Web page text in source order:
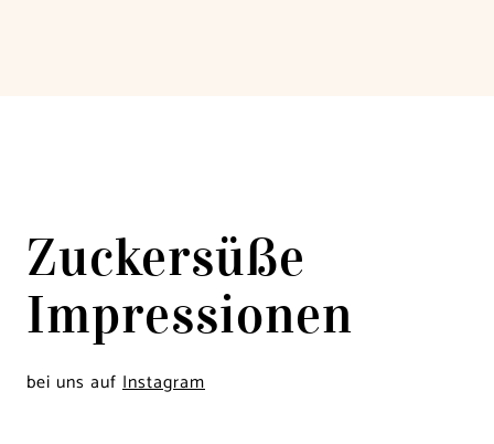
Zuckersüße
Impressionen
bei uns auf Instagram